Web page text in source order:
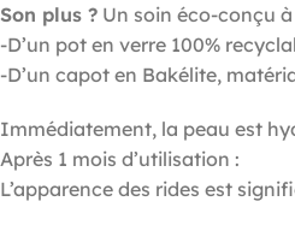
Son plus ? Un soin éco-conçu
-D’un pot en verre 100%
-D’un capot en Bakélite,
Immédiatement, la peau est
Après 1 mois d’utilisation :
L’apparence des rides est